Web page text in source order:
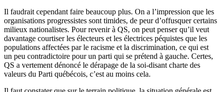
Il faudrait cependant faire beaucoup plus. On a l’impression que les
organisations progressistes sont timides, de peur d’offusquer certains
milieux nationalistes. Pour revenir à QS, on peut penser qu’il veut
davantage courtiser les électeurs et les électrices péquistes que les
populations affectées par le racisme et la discrimination, ce qui est
un peu contradictoire pour un parti qui se prétend à gauche. Certes,
QS a vertement dénoncé le dérapage de la soi-disant charte des
valeurs du Parti québécois, c’est au moins cela.